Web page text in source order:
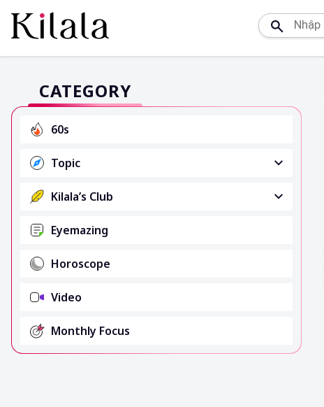
CATEGORY
60s
Topic
Kilala’s Club
Eyemazing
Horoscope
Video
Monthly Focus